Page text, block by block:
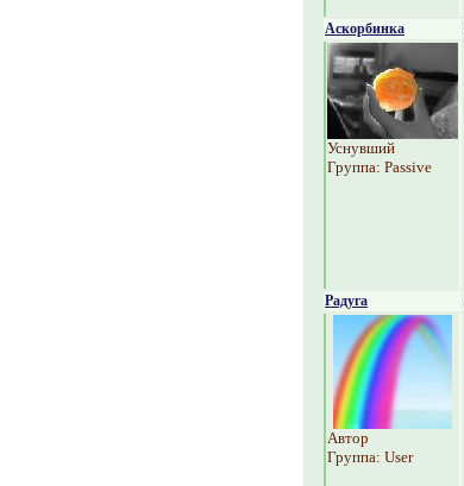
Аскорбинка
Уснувший
Группа: Passive
Радуга
Автор
Группа: User